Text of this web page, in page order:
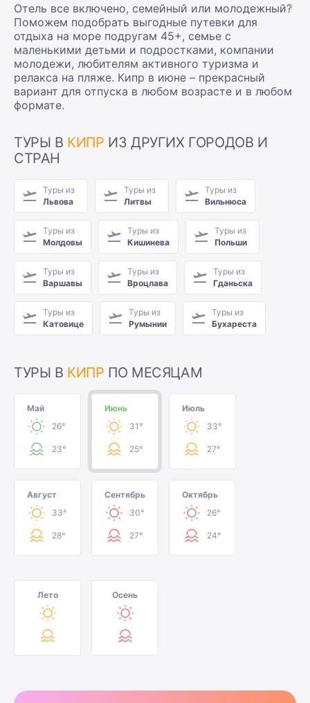
Отель все включено, семейный или молодежный?
Поможем подобрать выгодные путевки для
отдыха на море подругам 45+, семье с
маленькими детьми и подростками, компании
молодежи, любителям активного туризма и
релакса на пляже. Кипр в июне – прекрасный
вариант для отпуска в любом возрасте и в любом
формате.
ТУРЫ В КИПР ИЗ ДРУГИХ ГОРОДОВ И
СТРАН
Туры из
Львова
Туры из
Литвы
Туры из
Вильнюса
Туры из
Молдовы
Туры из
Кишинева
Туры из
Польши
Туры из
Варшавы
Туры из
Вроцлава
Туры из
Гданьска
Туры из
Катовице
Туры из
Румынии
Туры из
Бухареста
ТУРЫ В КИПР ПО МЕСЯЦАМ
Май
26°
23°
Июнь
31°
25°
Июль
33°
27°
Август
33°
28°
Сентябрь
30°
27°
Октябрь
26°
24°
Лето Осень